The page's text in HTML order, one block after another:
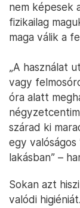
nem képesek
fizikailag
maga válik a
„A használat
vagy
óra alatt
szárad ki
egy valóságos
lakásban” –
Sokan azt
valódi